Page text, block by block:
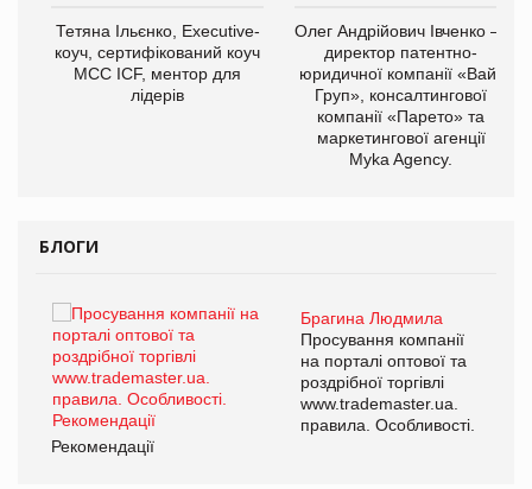
Тетяна Ільєнко, Executive-
коуч, сертифікований коуч
МСС ICF, ментор для
лідерів
Олег Андрійович Івченко —
директор патентно-
юридичної компанії «Вайз
Груп», консалтингової
компанії «Парето» та
маркетингової агенції
Myka Agency.
БЛОГИ
Брагина Людмила
Просування компанії
на порталі оптової та
роздрібної торгівлі
www.trademaster.ua.
правила. Особливості.
Рекомендації